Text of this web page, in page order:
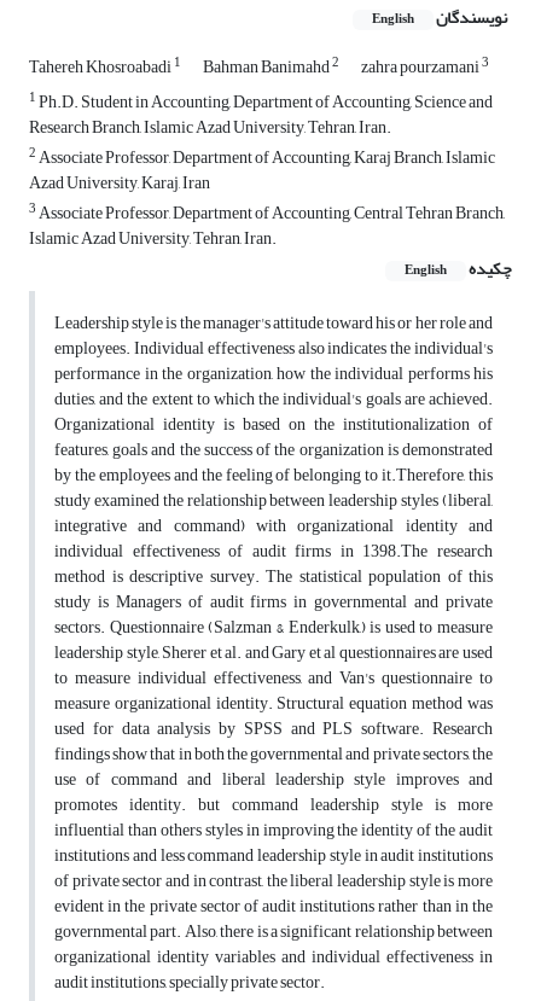
نویسندگان English
Tahereh Khosroabadi1 Bahman Banimahd2 zahra pourzamani3
1Ph.D. Student in Accounting, Department of Accounting, Science and
Research Branch, Islamic Azad University, Tehran, Iran.
2Associate Professor, Department of Accounting, Karaj Branch, Islamic
Azad University, Karaj, Iran
3Associate Professor, Department of Accounting, Central Tehran Branch,
Islamic Azad University, Tehran, Iran.
چکیده
English
Leadership style is the manager's attitude toward his or her role and
employees. Individual effectiveness also indicates the individual's
performance in the organization, how the individual performs his
duties, and the extent to which the individual's goals are achieved.
Organizational identity is based on the institutionalization of
features, goals and the success of the organization is demonstrated
by the employees and the feeling of belonging to it.Therefore, this
study examined the relationship between leadership styles (liberal,
integrative and command) with organizational identity and
individual effectiveness of audit firms in 1398.The research
method is descriptive survey. The statistical population of this
study is Managers of audit firms in governmental and private
sectors. Questionnaire (Salzman & Enderkulk,) is used to measure
leadership style, Sherer et al. and Gary et al questionnaires are used
to measure individual effectiveness, and Van's questionnaire to
measure organizational identity. Structural equation method was
used for data analysis by SPSS and PLS software. Research
findings show that in both the governmental and private sectors, the
use of command and liberal leadership style improves and
promotes identity. but command leadership style is more
influential than others styles in improving the identity of the audit
institutions and less command leadership style in audit institutions
of private sector and in contrast, the liberal leadership style is more
evident in the private sector of audit institutions rather than in the
governmental part. Also, there is a significant relationship between
organizational identity variables and individual effectiveness in
audit institutions, specially private sector.